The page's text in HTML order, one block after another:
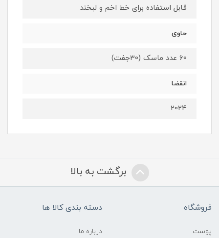
قابل استفاده برای خط اخم و لبخند
حاوی
60 عدد ماسک (30جفت)
انقضا
2024
برگشت به بالا
فروشگاه
پوست
دسته بندی کالا ها
درباره ما